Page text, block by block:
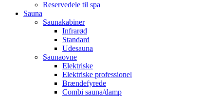
Reservedele til spa
Sauna
Saunakabiner
Infrarød
Standard
Udesauna
Saunaovne
Elektriske
Elektriske professionel
Brændefyrede
Combi sauna/damp